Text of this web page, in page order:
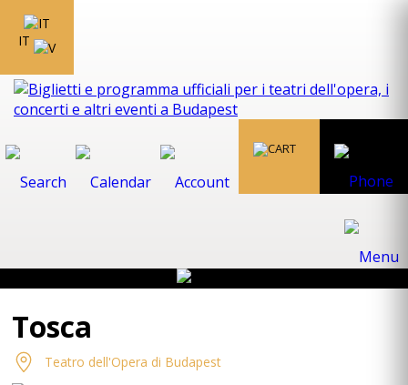
IT
Tosca
Teatro dell'Opera di Budapest